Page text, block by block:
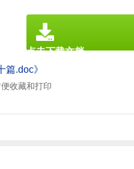
篇.doc》
收藏和打印
点击下载文档
文档为doc格式